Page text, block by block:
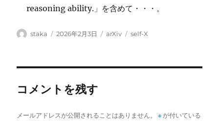
reasoning ability.」を含めて・・・。
投
staka
投
2026年2月3日
カ
arXiv
タ
self-X
コメントを残す
メールアドレスが公開されることはありません。 ※ が付いている